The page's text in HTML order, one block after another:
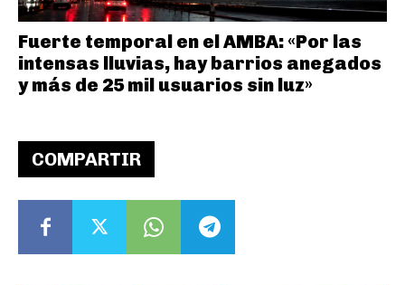
COMPARTIR
Fuerte temporal en el AMBA: «Por las
intensas lluvias, hay barrios anegados
y más de 25 mil usuarios sin luz»